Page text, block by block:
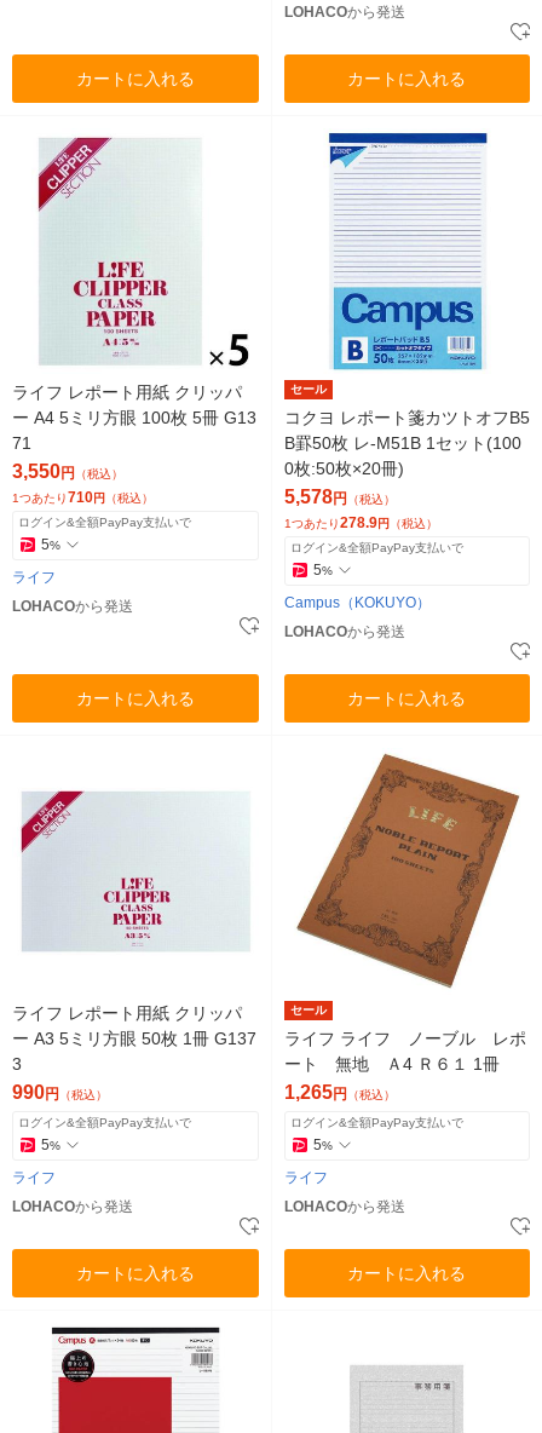
カートに入れる
LOHACOから発送
カートに入れる
ライフ レポート用紙 クリッパ
ー A4 5ミリ方眼 100枚 5冊 G13
71
3,550円
（税込）
1つあたり710円 （税込）
ログイン&全額PayPay支払いで
5%
ライフ
LOHACOから発送
カートに入れる
セール
コクヨ レポート箋カツトオフB5
B罫50枚 レ-M51B 1セット(100
0枚:50枚×20冊)
5,578円
（税込）
1つあたり278.9円 （税込）
ログイン&全額PayPay支払いで
5%
Campus（KOKUYO）
LOHACOから発送
カートに入れる
ライフ レポート用紙 クリッパ
ー A3 5ミリ方眼 50枚 1冊 G137
3
990円 （税込）
ログイン&全額PayPay支払いで
5%
ライフ
LOHACOから発送
カートに入れる
セール
ライフ ライフ ノーブル レポ
ート 無地 Ａ4 Ｒ６１ 1冊
1,265円 （税込）
ログイン&全額PayPay支払いで
5%
ライフ
LOHACOから発送
カートに入れる